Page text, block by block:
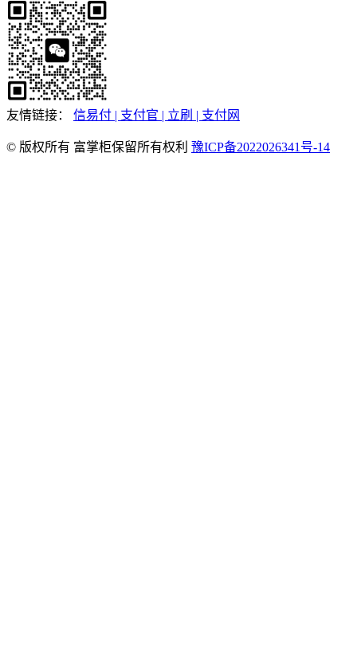
友情链接： 信易付 | 支付官 | 立刷 | 支付网
© 版权所有 富掌柜保留所有权利 豫ICP备2022026341号-14